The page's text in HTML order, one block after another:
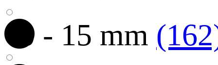
0 - 15 mm